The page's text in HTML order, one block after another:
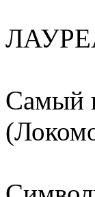
Самый